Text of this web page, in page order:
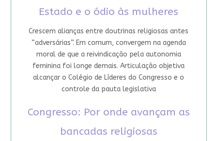
Estado e o ódio às mulheres
Crescem alianças entre doutrinas religiosas antes
“adversárias”. Em comum, convergem na agenda
moral de que a reivindicação pela autonomia
feminina foi longe demais. Articulação objetiva
alcançar o Colégio de Líderes do Congresso e o
controle da pauta legislativa
Congresso: Por onde avançam as
bancadas religiosas